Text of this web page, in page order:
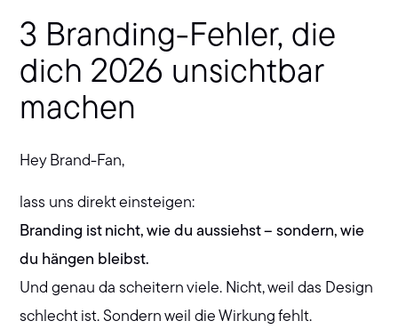
3 Branding-Fehler, die
dich 2026 unsichtbar
machen
Hey Brand-Fan,
lass uns direkt einsteigen:
Branding ist nicht, wie du aussiehst – sondern, wie
du hängen bleibst.
Und genau da scheitern viele. Nicht, weil das Design
schlecht ist. Sondern weil die Wirkung fehlt.